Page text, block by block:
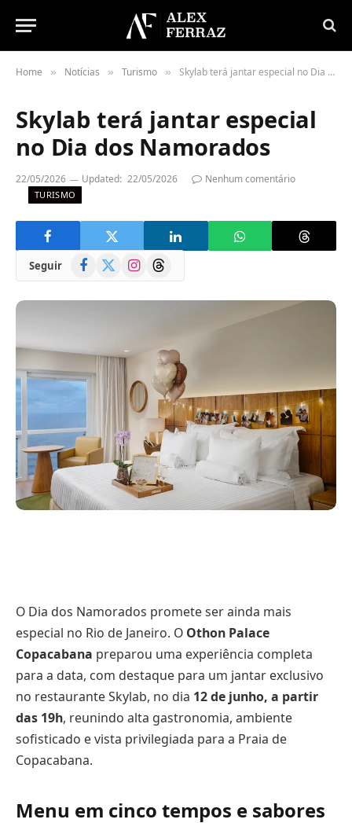
Home » Notícias » Turismo » Skylab terá jantar especial no Dia dos Namorados
Skylab terá jantar especial
no Dia dos Namorados
22/05/2026 Updated: 22/05/2026 Nenhum comentário
TURISMO
Seguir Facebook
(Twitter)
InstagramThreads
O Dia dos Namorados promete ser ainda mais
especial no Rio de Janeiro. O Othon Palace
Copacabana preparou uma experiência completa
para a data, com destaque para um jantar exclusivo
no restaurante Skylab, no dia 12 de junho, a partir
das 19h, reunindo alta gastronomia, ambiente
sofisticado e vista privilegiada para a Praia de
Copacabana.
Menu em cinco tempos e sabores